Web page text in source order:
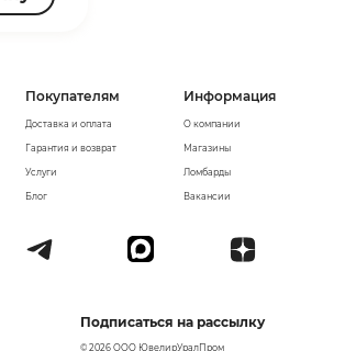
Информация
О компании
Магазины
Ломбарды
Вакансии
Покупателям
Доставка и оплата
Гарантия и возврат
Услуги
Блог
Подписаться на рассылку
© 2026 ООО ЮвелирУралПром